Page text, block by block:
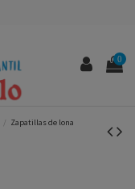
0
Zapatillas de lona